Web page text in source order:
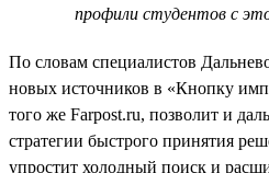
профили студентов с
По словам специалистов
новых источников в «Кнопку
того же Farpost.ru, позволит и
стратегии быстрого принятия
упростит холодный поиск и